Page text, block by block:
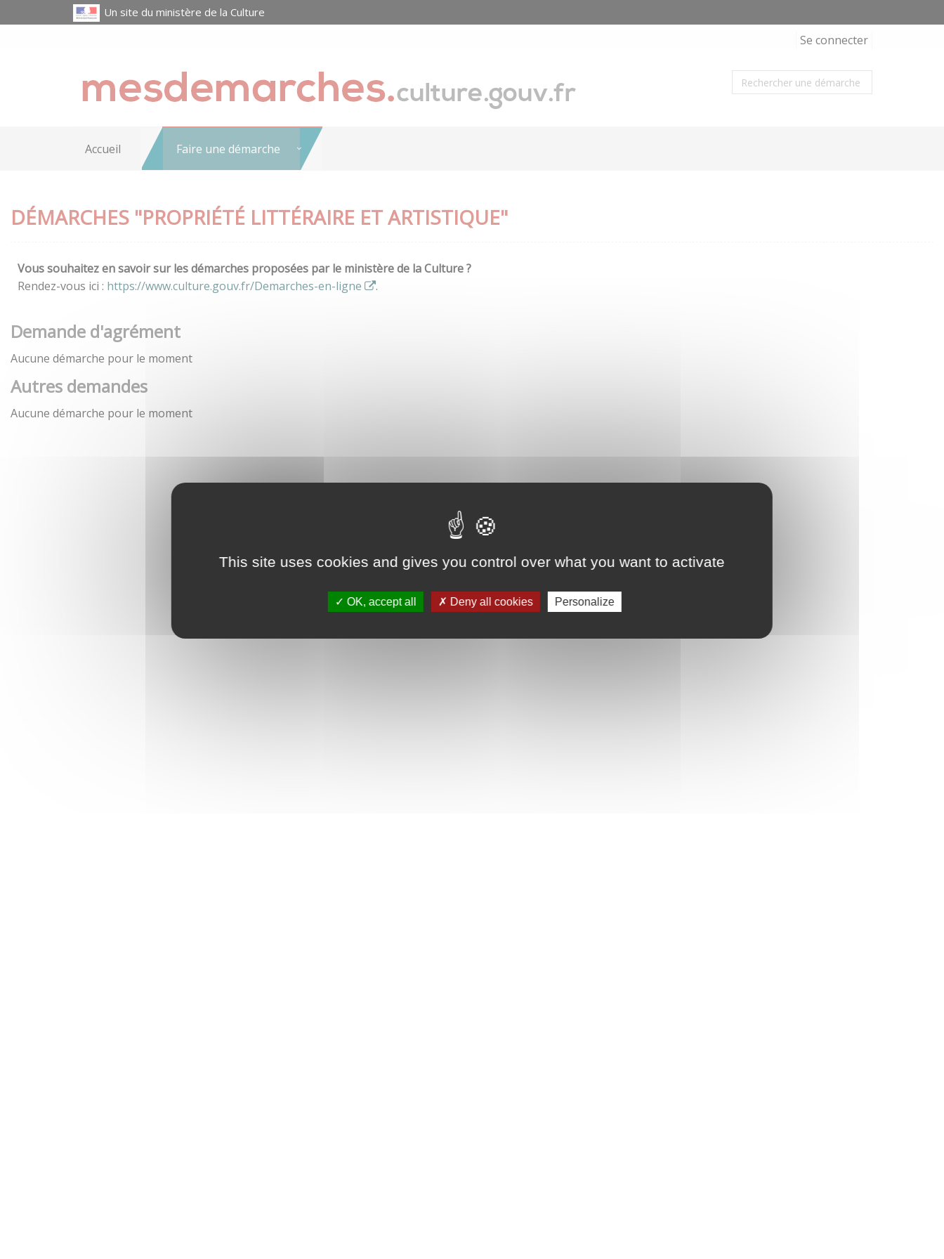
This site uses cookies and gives you control over what you want to activate
OK, accept all Deny all cookies Personalize
Un site du ministère de la Culture
Se connecter
Accueil Faire une démarche
DÉMARCHES "PROPRIÉTÉ LITTÉRAIRE ET ARTISTIQUE"
Vous souhaitez en savoir sur les démarches proposées par le ministère de la Culture ?
Rendez-vous ici : https://www.culture.gouv.fr/Demarches-en-ligne .
Demande d'agrément
Aucune démarche pour le moment
Autres demandes
Aucune démarche pour le moment